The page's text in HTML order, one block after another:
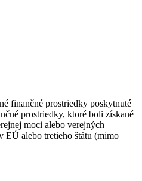
finančné prostriedky poskytnuté
prostriedky, ktoré boli získané
moci alebo verejných
EÚ alebo tretieho štátu (mimo